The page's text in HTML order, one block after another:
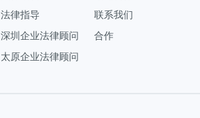
法律指导
深圳企业法律顾问
太原企业法律顾问
联系我们
合作